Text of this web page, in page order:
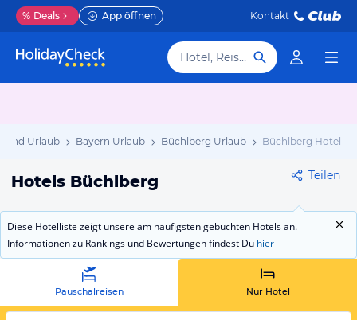
% Deals App öffnen Kontakt
Hotel, Reiseziel
Urlaub Bayern Urlaub Büchlberg Urlaub Büchlberg Hotels
Hotels Büchlberg Teilen
Diese Hotelliste zeigt unsere am häufigsten gebuchten Hotels an.
Informationen zu Rankings und Bewertungen findest Du hier
Pauschalreisen Nur Hotel